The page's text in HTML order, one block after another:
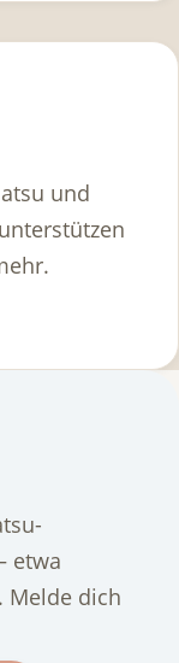
und
etwa
Melde dich